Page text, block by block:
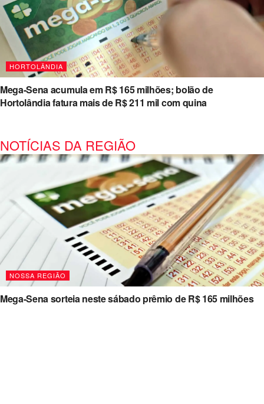
HORTOLÂNDIA
Mega-Sena acumula em R$ 165 milhões; bolão de
Hortolândia fatura mais de R$ 211 mil com quina
NOTÍCIAS DA REGIÃO
NOSSA REGIÃO
Mega-Sena sorteia neste sábado prêmio de R$ 165 milhões